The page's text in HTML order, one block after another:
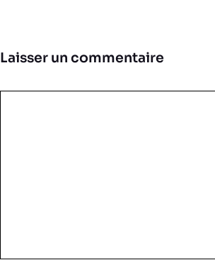
Laisser un commentaire